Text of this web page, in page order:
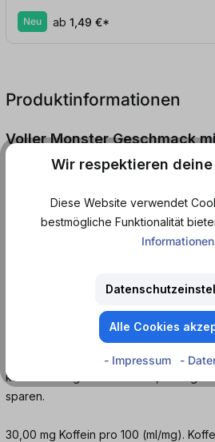
Neu ab 1,49 €*
Produktinformationen
Voller Monster Geschmack
Dann ist der Monster Zero Energy
Egal ob nach einem anstrengenden
durchzechten Nacht, der schwarz-
Der Drink hält dich nicht nur lange
mit seinem klassisch leckeren Monster
Dieser Monster ist als Einzeldose oder
Wenn du dir einen 12er Pack Monster
kannst du sogar bis zu 20 %, bezogen
sparen.
30,00 mg Koffein pro 100 (ml/mg).
Wir respektieren
Diese Website verwendet
bestmögliche Funktionalität
Informationen
Alle Cookies
- Impressum -